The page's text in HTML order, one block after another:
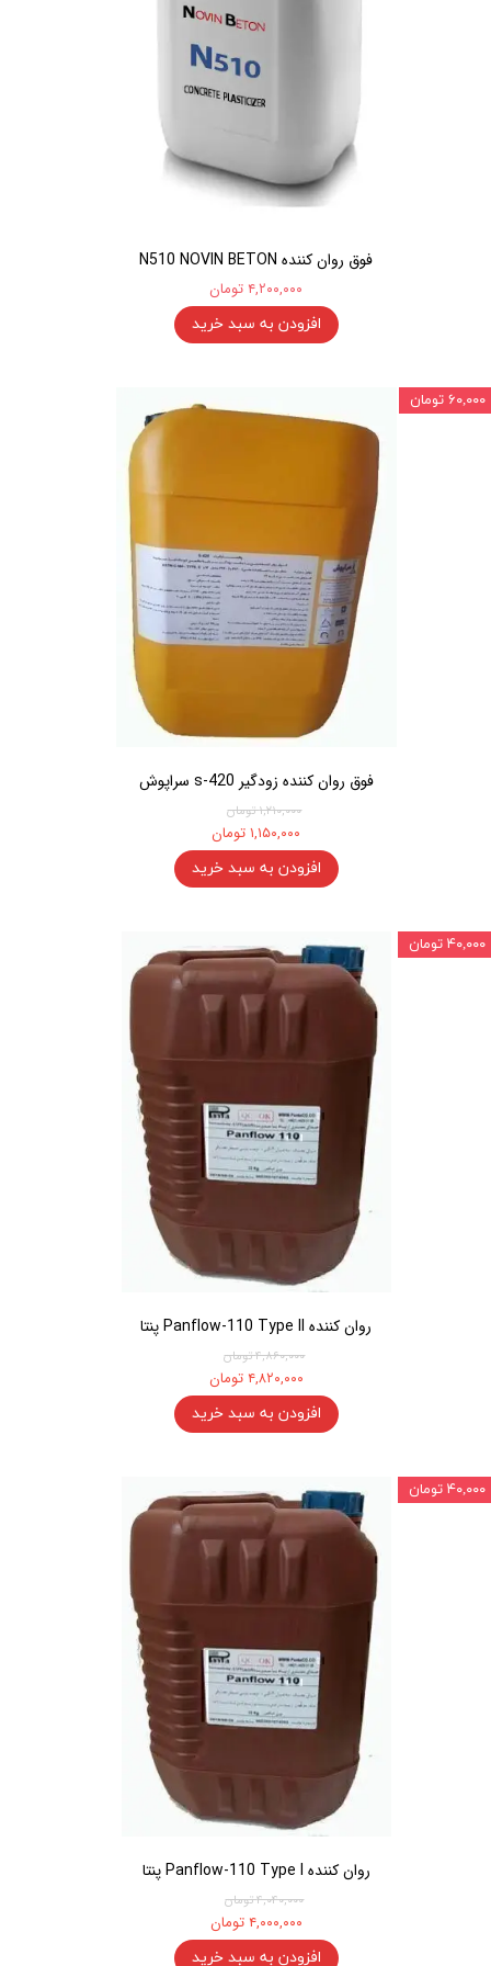
فوق روان کننده N510 NOVIN BETON
۴,۲۰۰,۰۰۰ تومان
افزودن به سبد خرید
فوق روان کننده زودگیر s-420 سراپوش
۱,۲۱۰,۰۰۰ تومان
۱,۱۵۰,۰۰۰ تومان
افزودن به سبد خرید
۶۰,۰۰۰ تومان
روان کننده Panflow-110 Type II پنتا
۴,۸۶۰,۰۰۰ تومان
۴,۸۲۰,۰۰۰ تومان
افزودن به سبد خرید
۴۰,۰۰۰ تومان
روان کننده Panflow-110 Type I پنتا
۴,۰۴۰,۰۰۰ تومان
۴,۰۰۰,۰۰۰ تومان
افزودن به سبد خرید
۴۰,۰۰۰ تومان